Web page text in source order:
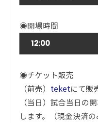
◉開場時間
12:00
◉チケット販売
（前売） teketにて販
（当日）試合当日の
します。（現金決済